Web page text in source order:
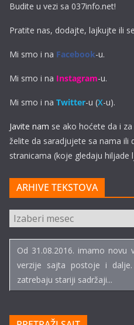
Budite u vezi sa 037info.net!
Pratite nas, dodajte, lajkujte ili
Mi smo i na Facebook-u.
Mi smo i na Instagram-u.
Mi smo i na Twitter-u (X-u).
Javite nam se ako hoćete da i za
želite da saradjujete sa nama ili
stranicama (koje gledaju hiljade
ARHIVE TEKSTOVA
ARHIVE
TEKSTOVA
Od 31.08.2016. imamo novu
verzije sajta postoje i dalje.
zatrebaju stariji sadržaji...